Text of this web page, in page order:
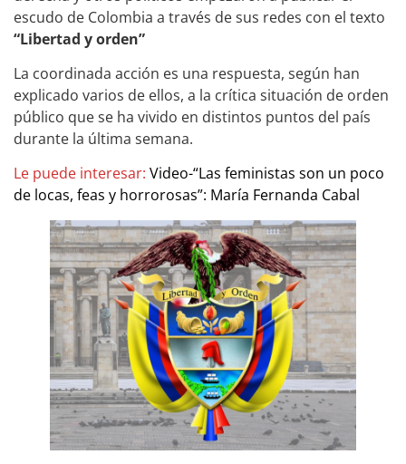
escudo de Colombia a través de sus redes con el texto
“Libertad y orden”
La coordinada acción es una respuesta, según han
explicado varios de ellos, a la crítica situación de orden
público que se ha vivido en distintos puntos del país
durante la última semana.
Le puede interesar: Video-“Las feministas son un poco
de locas, feas y horrorosas”: María Fernanda Cabal